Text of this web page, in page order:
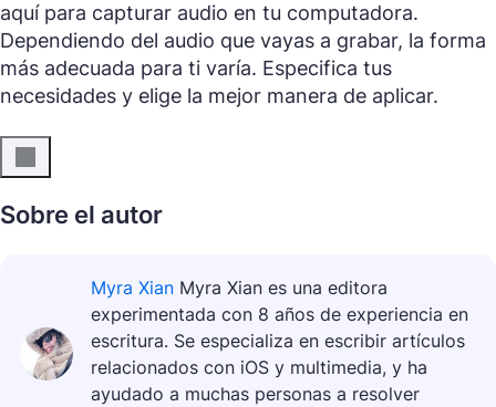
aquí para capturar audio en tu computadora.
Dependiendo del audio que vayas a grabar, la forma
más adecuada para ti varía. Especifica tus
necesidades y elige la mejor manera de aplicar.
Sobre el autor
Myra Xian Myra Xian es una editora
experimentada con 8 años de experiencia en
escritura. Se especializa en escribir artículos
relacionados con iOS y multimedia, y ha
ayudado a muchas personas a resolver